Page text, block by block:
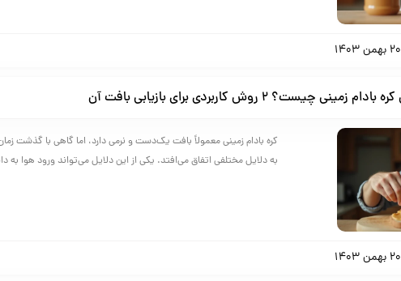
20 بهمن 1403
2 روش کاربردی برای بازیابی بافت آن
کره بادام ‌زمینی معمولاً بافت یک‌دست و نرمی دارد، اما گاهی با
به دلایل مختلفی اتفاق می‌افتد. یکی از این دلایل می‌تواند ورود هوا
20 بهمن 1403